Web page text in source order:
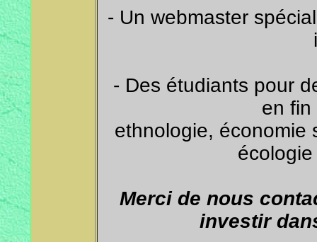
- Un webmaster
- Des étudiants pour
en fin
ethnologie, économie
Merci de nous
investir